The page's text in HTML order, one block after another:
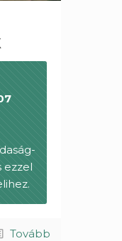
ezzel
Tovább